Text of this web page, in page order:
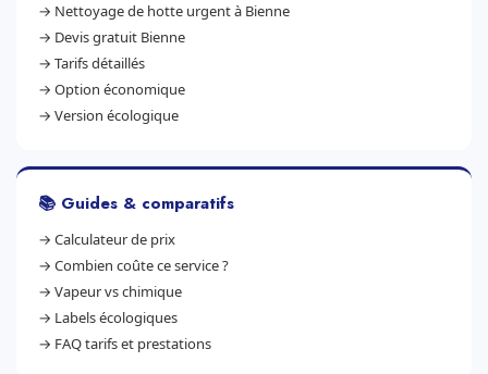
→ Nettoyage de hotte urgent à Bienne
→ Devis gratuit Bienne
→ Tarifs détaillés
→ Option économique
→ Version écologique
📚 Guides & comparatifs
→ Calculateur de prix
→ Combien coûte ce service ?
→ Vapeur vs chimique
→ Labels écologiques
→ FAQ tarifs et prestations